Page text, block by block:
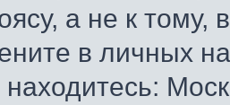
а не к тому,
в личных